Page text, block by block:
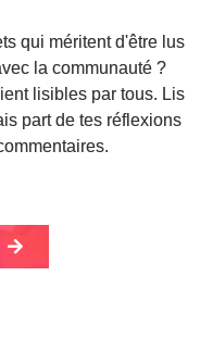
qui méritent d'être lus
la communauté ?
lisibles par tous. Lis
part de tes réflexions